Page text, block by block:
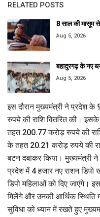
RELATED POSTS
8 साल की मासूम से
Aug 5, 2026
बहादुरगढ़ के नए
Aug 5, 2026
इस दौरान मुख्यमंत्री ने प्रदेश के
रुपये की राशि वितरित की। इसके
तहत 200.77 करोड़ रुपये की
के तहत 20.21 करोड़ रुपये की
बटन दबाकर किया। मुख्यमंत्री
प्रदेश में 4 हजार नए राशन
डिपो महिलाओं को दिए जाएंगे।
मिलेंगे और उनकी आर्थिक स्थिति
सुविधा को ध्यान में रखते हुए